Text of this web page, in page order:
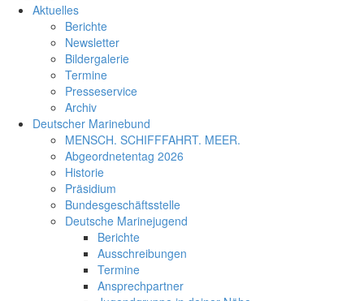
Aktuelles
Berichte
Newsletter
Bildergalerie
Termine
Presseservice
Archiv
Deutscher Marinebund
MENSCH. SCHIFFFAHRT. MEER.
Abgeordnetentag 2026
Historie
Präsidium
Bundesgeschäftsstelle
Deutsche Marinejugend
Berichte
Ausschreibungen
Termine
Ansprechpartner